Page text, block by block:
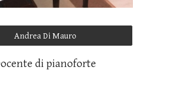
Andrea Di Mauro
di pianoforte